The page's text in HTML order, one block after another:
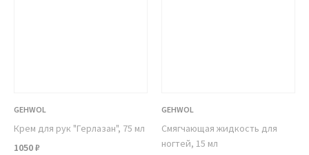
GEHWOL
Крем для рук "Герлазан", 75 мл
1050 ₽
GEHWOL
Смягчающая жидкость для
ногтей, 15 мл